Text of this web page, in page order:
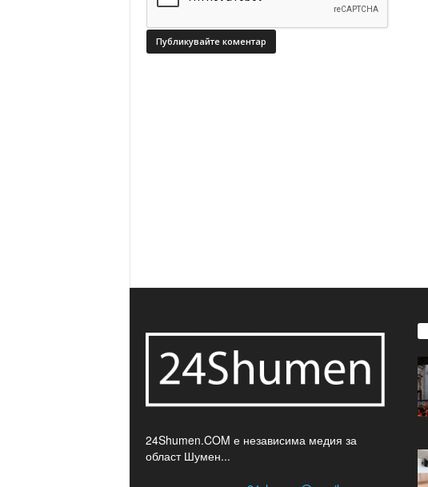
24Shumen.COM е независима медия за